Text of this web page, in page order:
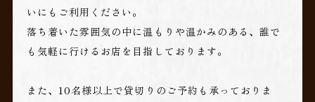
いにもご利用ください。
落ち着いた雰囲気の中に温もりや温かみのある、誰で
も気軽に行けるお店を目指しております。
また、10名様以上で貸切りのご予約も承っておりま